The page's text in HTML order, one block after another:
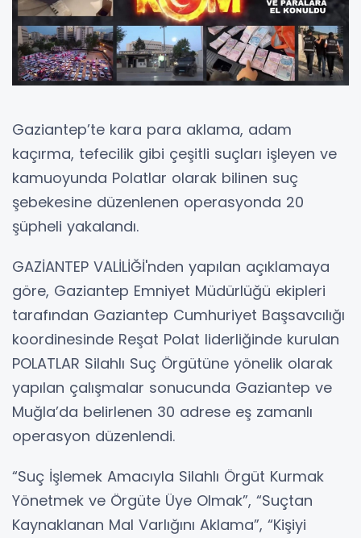
Gaziantep’te kara para aklama, adam
kaçırma, tefecilik gibi çeşitli suçları işleyen ve
kamuoyunda Polatlar olarak bilinen suç
şebekesine düzenlenen operasyonda 20
şüpheli yakalandı.
GAZİANTEP VALİLİĞİ'nden yapılan açıklamaya
göre, Gaziantep Emniyet Müdürlüğü ekipleri
tarafından Gaziantep Cumhuriyet Başsavcılığı
koordinesinde Reşat Polat liderliğinde kurulan
POLATLAR Silahlı Suç Örgütüne yönelik olarak
yapılan çalışmalar sonucunda Gaziantep ve
Muğla’da belirlenen 30 adrese eş zamanlı
operasyon düzenlendi.
“Suç İşlemek Amacıyla Silahlı Örgüt Kurmak
Yönetmek ve Örgüte Üye Olmak”, “Suçtan
Kaynaklanan Mal Varlığını Aklama”, “Kişiyi